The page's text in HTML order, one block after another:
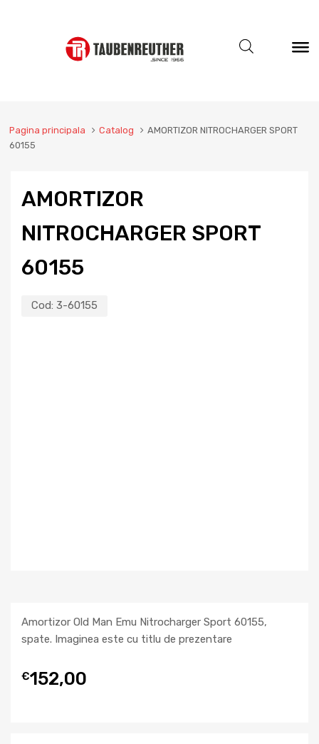
Pagina principala Catalog
AMORTIZOR NITROCHARGER SPORT
60155
AMORTIZOR
NITROCHARGER SPORT
60155
Cod: 3-60155
Amortizor Old Man Emu Nitrocharger Sport 60155,
spate. Imaginea este cu titlu de prezentare
€152,00